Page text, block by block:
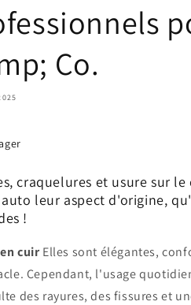
Co.
craquelures et usure sur
auto leur aspect d'origine,
!
cuirElles sont élégantes,
Cependant, l'usage
des rayures, des fissures et